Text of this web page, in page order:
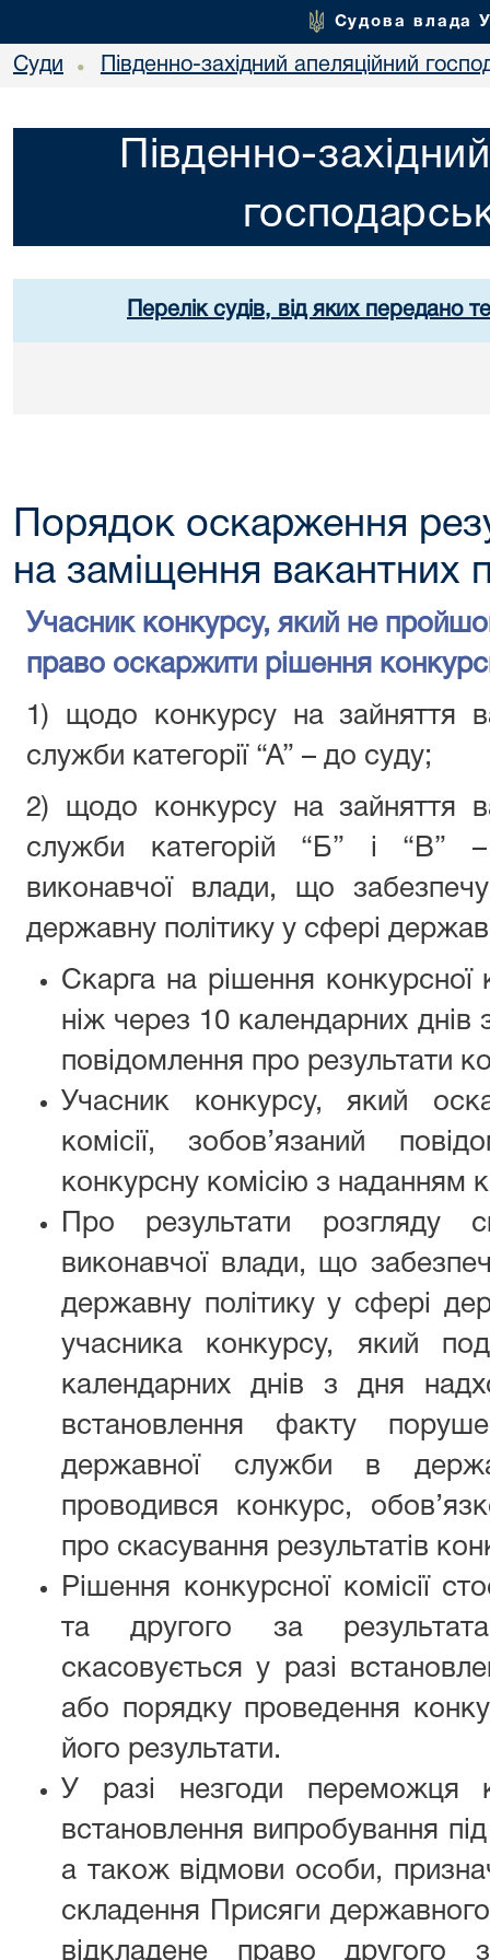
Судова влада
Суди • Південно-західний апеляційний
Південно-
Перелік судів, від яких передано
Порядок оскарження
на заміщення вакантних
Учасник конкурсу, який не
право оскаржити рішення
1) щодо конкурсу на зайняття
служби категорії “А” – до суду;
2) щодо конкурсу на зайняття
служби категорій “Б” і “В”
виконавчої влади, що
державну політику у сфері
Скарга на рішення конкурсної
ніж через 10 календарних
повідомлення про результати
Учасник конкурсу, який
комісії, зобов’язаний
конкурсну комісію з наданням
Про результати розгляду
виконавчої влади, що
державну політику у сфері
учасника конкурсу, який
календарних днів з дня
встановлення факту
державної служби в
проводився конкурс,
про скасування результатів
Рішення конкурсної комісії
та другого за
скасовується у разі
або порядку проведення
його результати.
У разі незгоди переможця
встановлення випробування
а також відмови особи,
складення Присяги
відкладене право другого